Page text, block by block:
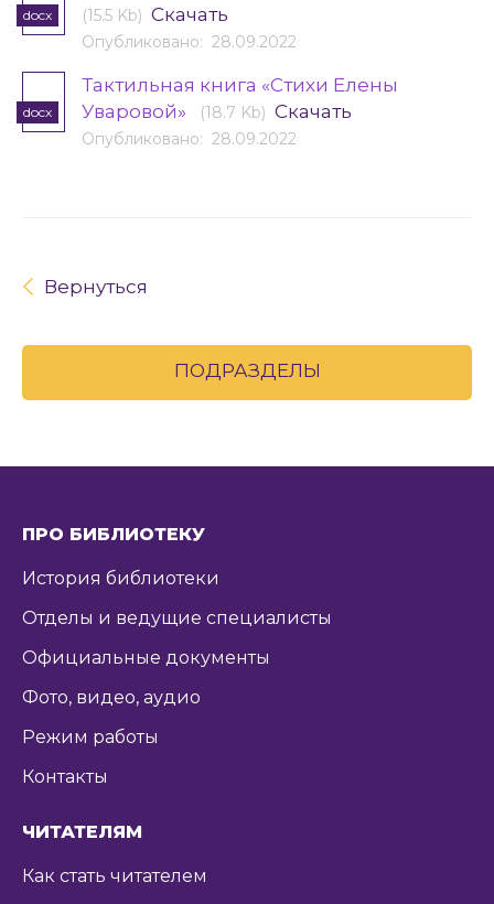
docx (15.5 Kb) Скачать
Опубликовано: 28.09.2022
docx
Тактильная книга «Стихи Елены
Уваровой»
(18.7 Kb) Скачать
Опубликовано: 28.09.2022
Вернуться
ПОДРАЗДЕЛЫ
ПРО БИБЛИОТЕКУ
История библиотеки
Отделы и ведущие специалисты
Официальные документы
Фото, видео, аудио
Режим работы
Контакты
ЧИТАТЕЛЯМ
Как стать читателем